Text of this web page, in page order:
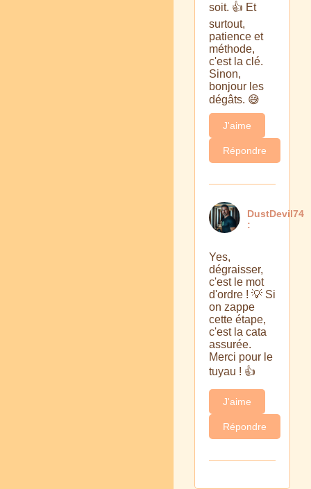
soit. 👍 Et
surtout,
patience et
méthode,
c'est la clé.
Sinon,
bonjour les
dégâts. 😅
J'aime
Répondre
DustDevil74
:
Yes,
dégraisser,
c'est le mot
d'ordre ! 💡 Si
on zappe
cette étape,
c'est la cata
assurée.
Merci pour le
tuyau ! 👍
J'aime
Répondre